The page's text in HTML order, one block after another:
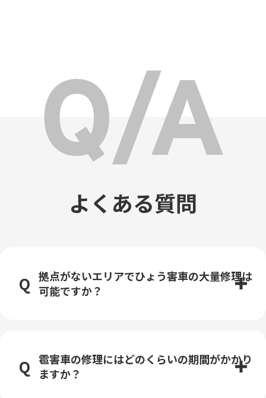
よくある質問
拠点がないエリアでひょう害車の大量修理は
可能ですか？
雹害車の修理にはどのくらいの期間がかかり
ますか？